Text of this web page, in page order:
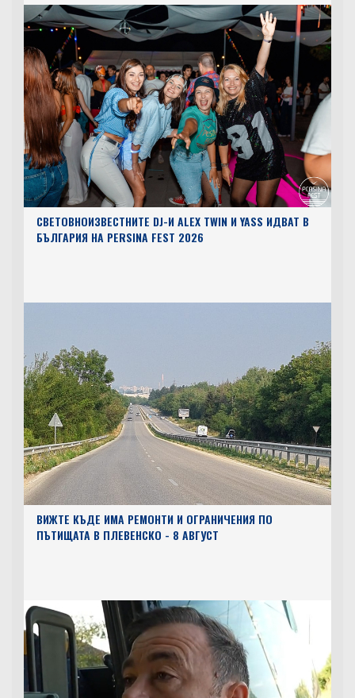
СВЕТОВНОИЗВЕСТНИТЕ DJ-И ALEX TWIN И YASS ИДВАТ В
БЪЛГАРИЯ НА PERSINA FEST 2026
ВИЖТЕ КЪДЕ ИМА РЕМОНТИ И ОГРАНИЧЕНИЯ ПО
ПЪТИЩАТА В ПЛЕВЕНСКО - 8 АВГУСТ